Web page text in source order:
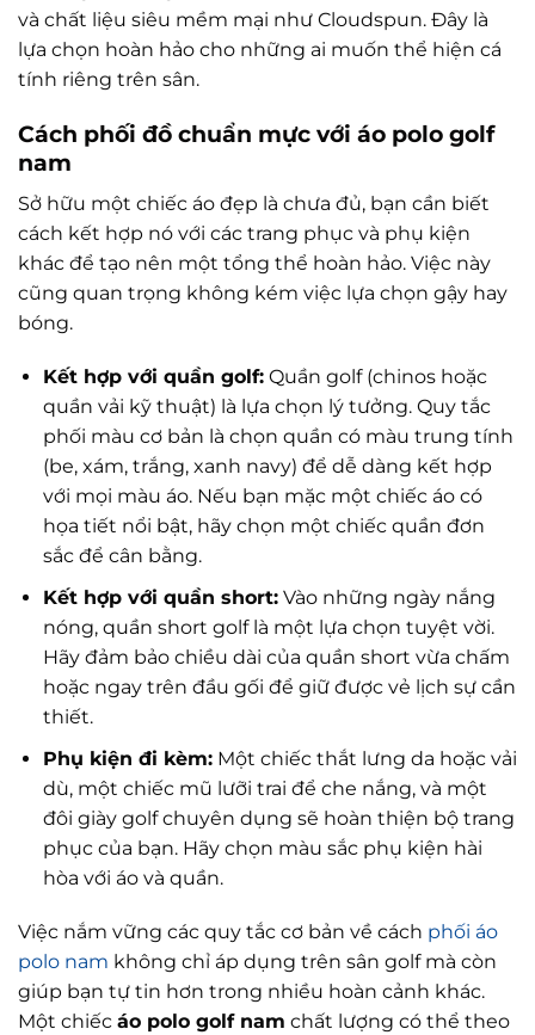
và chất liệu siêu mềm mại như Cloudspun. Đây là
lựa chọn hoàn hảo cho những ai muốn thể hiện cá
tính riêng trên sân.
Cách phối đồ chuẩn mực với áo polo golf
nam
Sở hữu một chiếc áo đẹp là chưa đủ, bạn cần biết
cách kết hợp nó với các trang phục và phụ kiện
khác để tạo nên một tổng thể hoàn hảo. Việc này
cũng quan trọng không kém việc lựa chọn gậy hay
bóng.
Kết hợp với quần golf:Quần golf (chinos hoặc
quần vải kỹ thuật) là lựa chọn lý tưởng. Quy tắc
phối màu cơ bản là chọn quần có màu trung tính
(be, xám, trắng, xanh navy) để dễ dàng kết hợp
với mọi màu áo. Nếu bạn mặc một chiếc áo có
họa tiết nổi bật, hãy chọn một chiếc quần đơn
sắc để cân bằng.
Kết hợp với quần short:Vào những ngày nắng
nóng, quần short golf là một lựa chọn tuyệt vời.
Hãy đảm bảo chiều dài của quần short vừa chấm
hoặc ngay trên đầu gối để giữ được vẻ lịch sự cần
thiết.
Phụ kiện đi kèm:Một chiếc thắt lưng da hoặc vải
dù, một chiếc mũ lưỡi trai để che nắng, và một
đôi giày golf chuyên dụng sẽ hoàn thiện bộ trang
phục của bạn. Hãy chọn màu sắc phụ kiện hài
hòa với áo và quần.
Việc nắm vững các quy tắc cơ bản về cách phối áo
polo nam không chỉ áp dụng trên sân golf mà còn
giúp bạn tự tin hơn trong nhiều hoàn cảnh khác.
Một chiếc áo polo golf nam chất lượng có thể theo